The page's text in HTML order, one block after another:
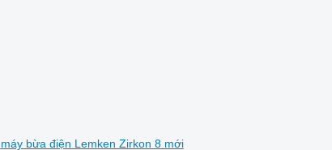
máy bừa điện Lemken Zirkon 8 mới